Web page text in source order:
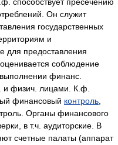
Он служит
государственных
и
для предоставления
соблюдение
финанс.
и физич. лицами. К.ф.
финансовый контроль
Органы финансового
в т.ч. аудиторские. В
счетные палаты (аппарат